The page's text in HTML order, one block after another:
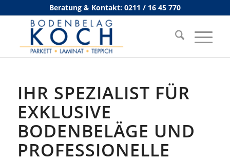
Beratung & Kontakt: 0211 / 16 45 770
IHR SPEZIALIST FÜR
EXKLUSIVE
BODENBELÄGE UND
PROFESSIONELLE